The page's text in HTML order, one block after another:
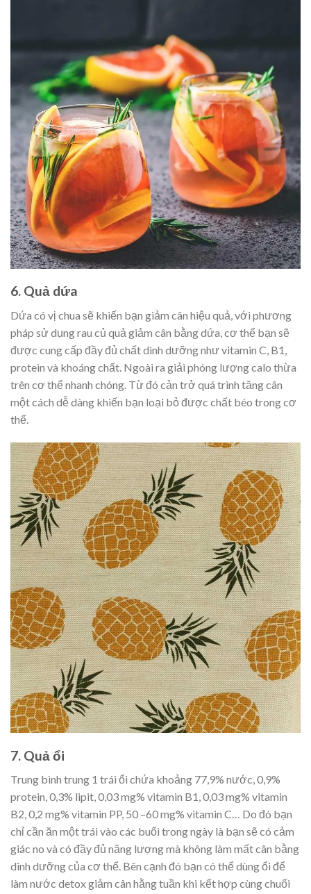
6. Quả dứa
Dứa có vị chua sẽ khiến bạn giảm cân hiệu quả, với phương
pháp sử dụng rau củ quả giảm cân bằng dứa, cơ thể bạn sẽ
được cung cấp đầy đủ chất dinh dưỡng như vitamin C, B1,
protein và khoáng chất. Ngoài ra giải phóng lượng calo thừa
trên cơ thể nhanh chóng. Từ đó cản trở quá trình tăng cân
một cách dễ dàng khiến bạn loại bỏ được chất béo trong cơ
thể.
7. Quả ổi
Trung bình trung 1 trái ổi chứa khoảng 77,9% nước, 0,9%
protein, 0,3% lipit, 0,03 mg% vitamin B1, 0,03 mg% vitamin
B2, 0,2 mg% vitamin PP, 50 –60 mg% vitamin C… Do đó bạn
chỉ cần ăn một trái vào các buổi trong ngày là bạn sẽ có cảm
giác no và có đầy đủ năng lượng mà không làm mất cân bằng
dinh dưỡng của cơ thể. Bên cạnh đó bạn có thể dùng ổi để
làm nước detox giảm cân hằng tuần khi kết hợp cùng chuối